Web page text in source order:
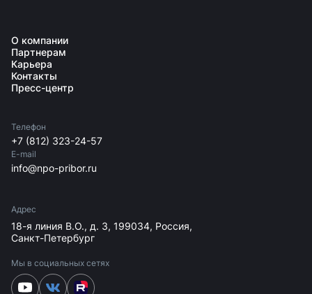
О компании
Партнерам
Карьера
Контакты
Пресс-центр
Телефон
+7 (812) 323-24-57
E-mail
info@npo-pribor.ru
Адрес
18-я линия В.О., д. 3, 199034, Россия,
Санкт-Петербург
Мы в социальных сетях